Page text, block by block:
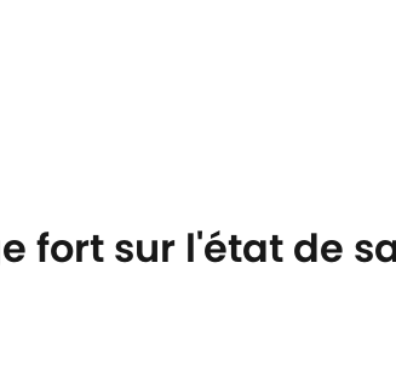
fort sur l'état de